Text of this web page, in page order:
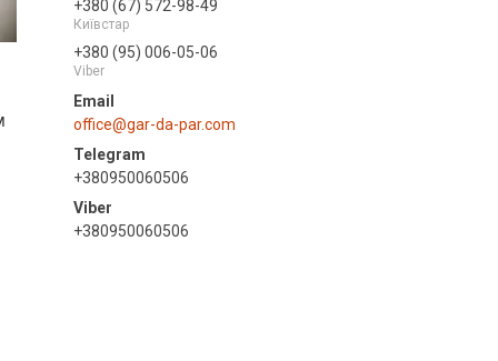
+380 (67) 572-98-49
Київстар
+380 (95) 006-05-06
Viber
office@gar-da-par.com
+380950060506
+380950060506